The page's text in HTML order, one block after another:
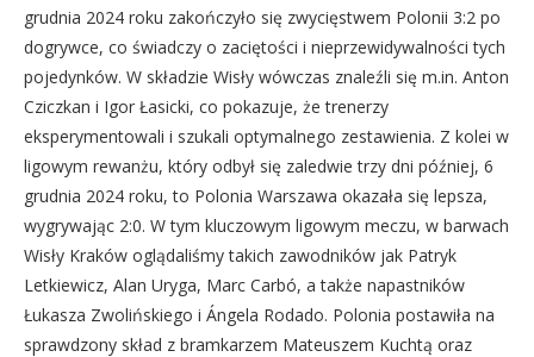
grudnia 2024 roku zakończyło się zwycięstwem Polonii 3:2 po
dogrywce, co świadczy o zaciętości i nieprzewidywalności tych
pojedynków. W składzie Wisły wówczas znaleźli się m.in. Anton
Cziczkan i Igor Łasicki, co pokazuje, że trenerzy
eksperymentowali i szukali optymalnego zestawienia. Z kolei w
ligowym rewanżu, który odbył się zaledwie trzy dni później, 6
grudnia 2024 roku, to Polonia Warszawa okazała się lepsza,
wygrywając 2:0. W tym kluczowym ligowym meczu, w barwach
Wisły Kraków oglądaliśmy takich zawodników jak Patryk
Letkiewicz, Alan Uryga, Marc Carbó, a także napastników
Łukasza Zwolińskiego i Ángela Rodado. Polonia postawiła na
sprawdzony skład z bramkarzem Mateuszem Kuchtą oraz